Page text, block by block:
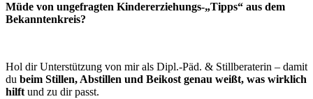
Müde von ungefragten Kindererziehungs-„Tipps“ aus dem
Bekanntenkreis?
Hol dir Unterstützung von mir als Dipl.-Päd. & Stillberaterin – damit
du beim Stillen, Abstillen und Beikost genau weißt, was wirklich
hilft und zu dir passt.